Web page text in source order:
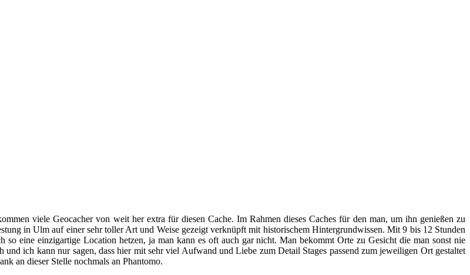
viele Geocacher von weit her extra für diesen Cache. Im Rahmen dieses Caches für den man, um ihn genießen zu
in Ulm auf einer sehr toller Art und Weise gezeigt verknüpft mit historischem Hintergrundwissen. Mit 9 bis 12 Stunden
eine einzigartige Location hetzen, ja man kann es oft auch gar nicht. Man bekommt Orte zu Gesicht die man sonst nie
ich kann nur sagen, dass hier mit sehr viel Aufwand und Liebe zum Detail Stages passend zum jeweiligen Ort gestaltet
an dieser Stelle nochmals an Phantomo.